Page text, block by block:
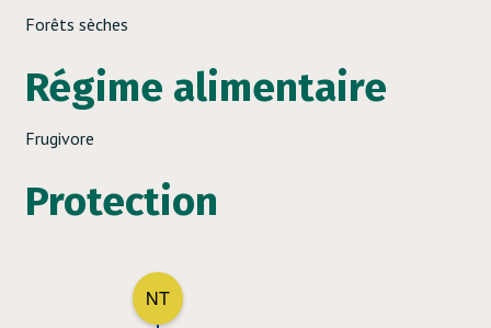
Forêts sèches
Régime alimentaire
Frugivore
Protection
NT